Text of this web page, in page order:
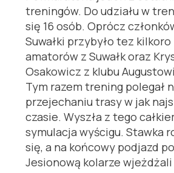
treningów. Do udziału w
się 16 osób. Oprócz
Suwałki przybyło tez
amatorów z Suwałk oraz
Osakowicz z klubu
Tym razem trening polegał
przejechaniu trasy w jak
czasie. Wyszła z tego
symulacja wyścigu. Stawka
się, a na końcowy podjazd
Jesionową kolarze